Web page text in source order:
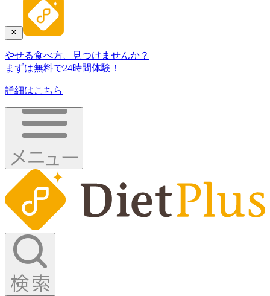
やせる食べ方、見つけませんか？
まずは無料で24時間体験！
詳細はこちら